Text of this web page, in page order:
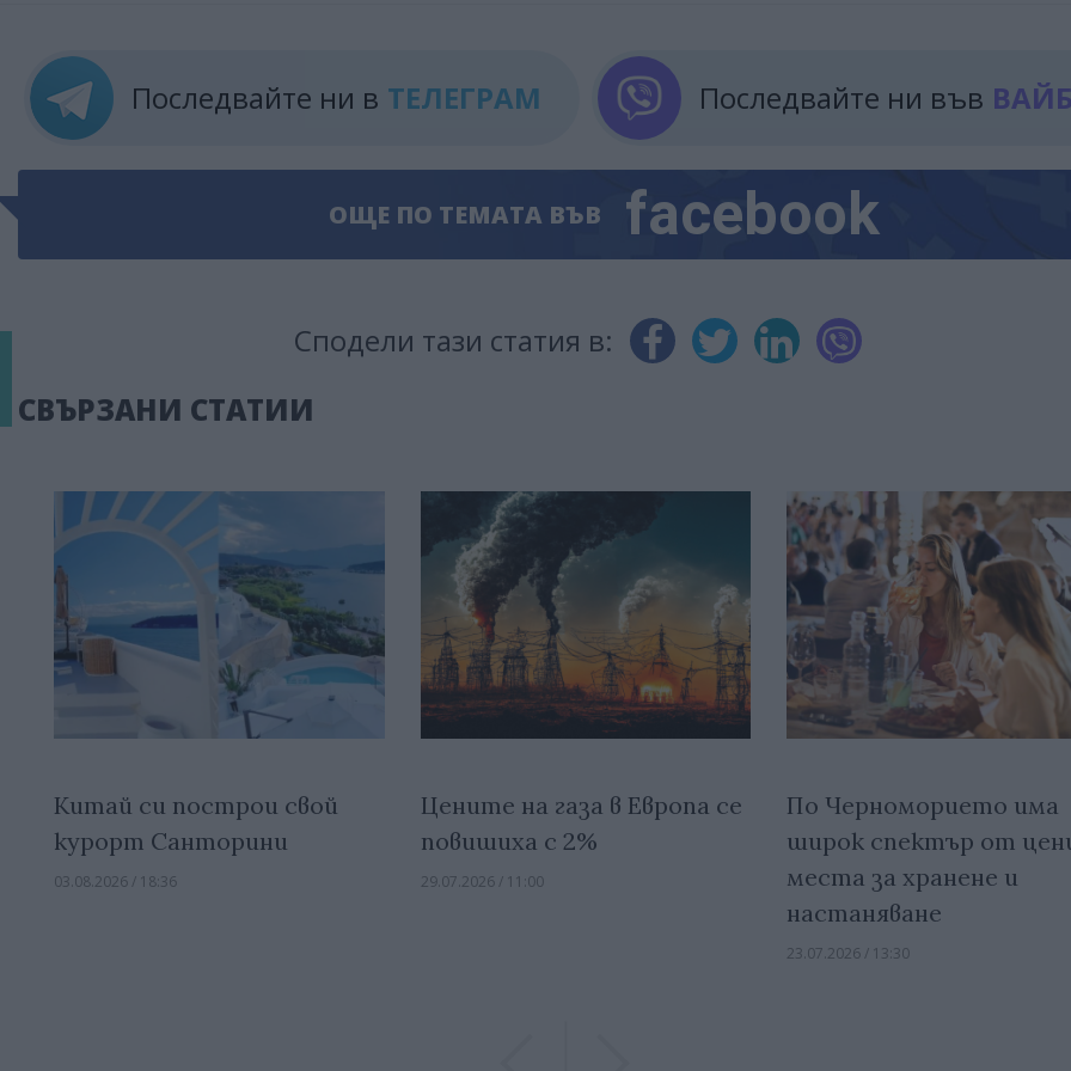
Последвайте ни в ТЕЛЕГРАМ Последвайте ни във
ОЩЕ ПО ТЕМАТА ВЪВ facebook
Сподели тази статия в:
СВЪРЗАНИ СТАТИИ
Китай си построи свой
курорт Санторини
03.08.2026 / 18:36
Цените на газа в Европа се
повишиха с 2%
29.07.2026 / 11:00
По Черноморието има
широк спектър от
места за хранене и
настаняване
23.07.2026 / 13:30